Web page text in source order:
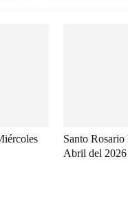
Santo
Abril del